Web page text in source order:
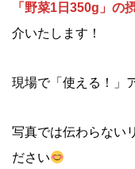
「野菜1日350g」の
介いたします！
現場で「使える！」
写真では伝わらない
ださい